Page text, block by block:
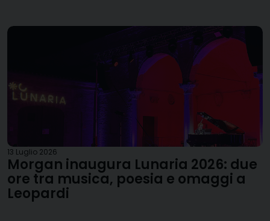
13 Luglio 2026
Morgan inaugura Lunaria 2026: due
ore tra musica, poesia e omaggi a
Leopardi